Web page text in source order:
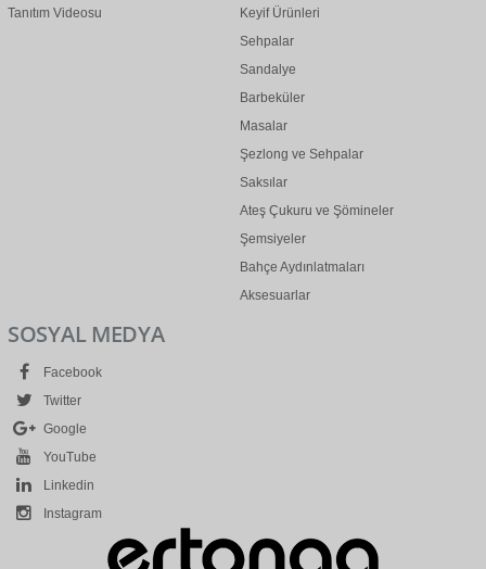
Tanıtım Videosu
Keyif Ürünleri
Sehpalar
Sandalye
Barbeküler
Masalar
Şezlong ve Sehpalar
Saksılar
Ateş Çukuru ve Şömineler
Şemsiyeler
Bahçe Aydınlatmaları
Aksesuarlar
SOSYAL MEDYA
Facebook
Twitter
Google
YouTube
Linkedin
Instagram